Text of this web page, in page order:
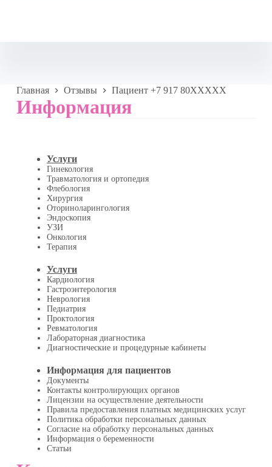
Главная Отзывы Пациент +7 917 80XXXXX
Информация
Услуги
Гинекология
Травматология и ортопедия
Флебология
Хирургия
Оториноларингология
Эндоскопия
УЗИ
Онкология
Терапия
Услуги
Кардиология
Гастроэнтерология
Неврология
Педиатрия
Проктология
Ревматология
Лабораторная диагностика
Диагностические и процедурные кабинеты
Информация для пациентов
Документы
Контакты контролирующих органов
Лицензии на осуществление деятельности
Правила предоставления платных медицинских услуг
Политика обработки персональных данных
Согласие на обработку персональных данных
Информация о беременности
Статьи